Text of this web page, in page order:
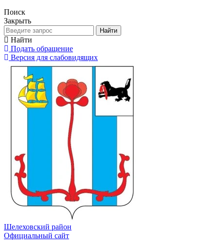
Поиск
Закрыть
Найти
Найти
Подать обращение
Версия для слабовидящих
Шелеховский район
Официальный сайт